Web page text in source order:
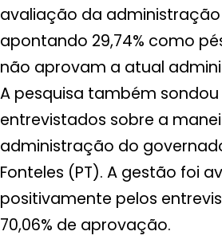
avaliação da
apontando 29,74% como
não aprovam a atual
A pesquisa também
entrevistados sobre a
administração do
Fonteles (PT). A gestão foi
positivamente pelos
70,06% de aprovação.